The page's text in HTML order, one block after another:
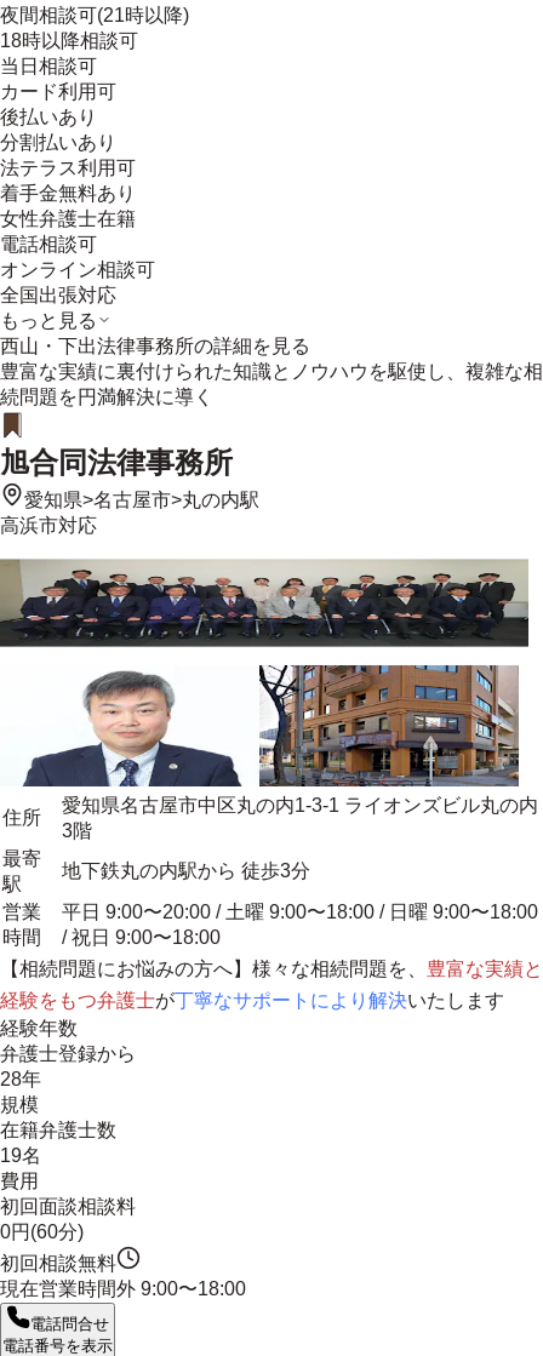
夜間相談可(21時以降)
18時以降相談可
当日相談可
カード利用可
後払いあり
分割払いあり
法テラス利用可
着手金無料あり
女性弁護士在籍
電話相談可
オンライン相談可
全国出張対応
もっと見る
西山・下出法律事務所の詳細を見る
豊富な実績に裏付けられた知識とノウハウを駆使し、複雑な相
続問題を円満解決に導く
旭合同法律事務所
愛知県>名古屋市>丸の内駅
高浜市対応
住所
愛知県名古屋市中区丸の内1-3-1 ライオンズビル丸の内
3階
最寄
駅
地下鉄丸の内駅から 徒歩3分
営業
時間
平日 9:00〜20:00 / 土曜 9:00〜18:00 / 日曜 9:00〜18:00
/ 祝日 9:00〜18:00
【相続問題にお悩みの方へ】様々な相続問題を、 豊富な実績と
経験をもつ弁護士が丁寧なサポートにより解決いたします
経験年数
弁護士登録から
28年
規模
在籍弁護士数
19名
費用
初回面談相談料
0円(60分)
初回相談無料
現在営業時間外 9:00〜18:00
電話問合せ
電話番号を表示